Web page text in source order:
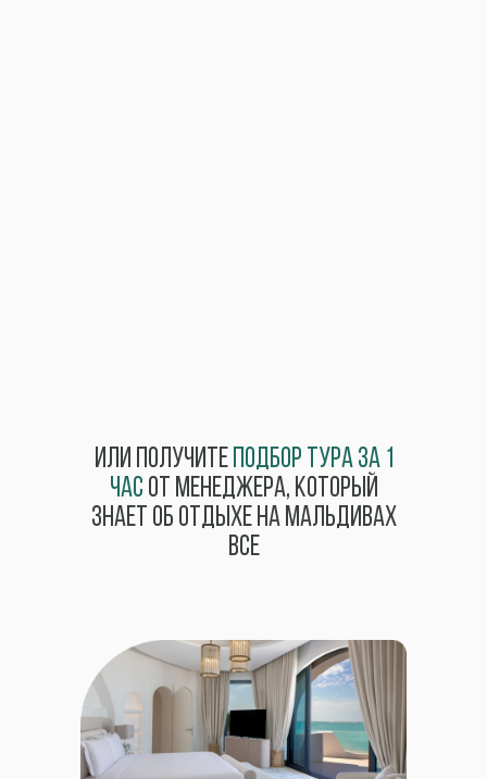
Или получитеподбор тура за 1
час от менеджера, который
знает об отдыхе на мальдивах
все